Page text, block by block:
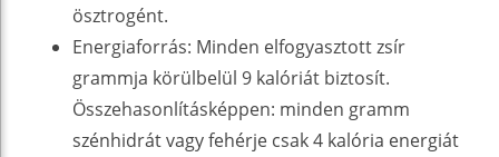
ösztrogént.
Energiaforrás: Minden elfogyasztott zsír
grammja körülbelül 9 kalóriát biztosít.
Összehasonlításképpen: minden gramm
szénhidrát vagy fehérje csak 4 kalória energiát